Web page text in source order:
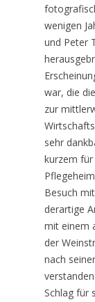
wenigen
und Peter
war, die
zur
sehr
kurzem für
Besuch
derartige
mit einem
der
nach
Schlag für